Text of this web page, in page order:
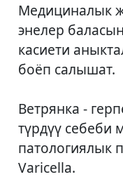
Медициналык
энелер
касиети
боёп салышат.
Ветрянка -
түрдүү себеби
патологиялык
Varicella.